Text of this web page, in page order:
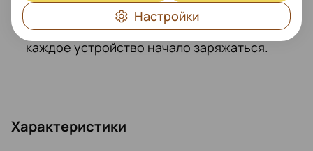
отмеченным областям, и светодиодные
индикаторы загорятся, показывая, когда
каждое устройство начало заряжаться.
Характеристики
Настройки